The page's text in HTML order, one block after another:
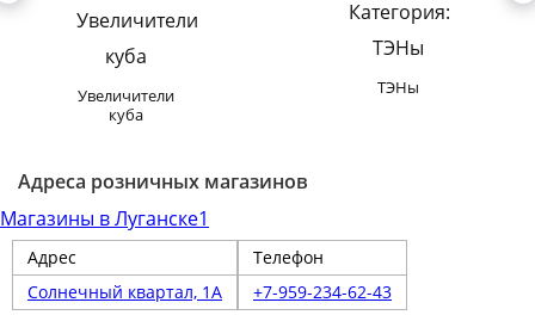
Увеличители
куба
ТЭНы
Адреса розничных магазинов
Магазины в Луганске1
Адрес
Телефон
Солнечный квартал, 1А
+7-959-234-62-43